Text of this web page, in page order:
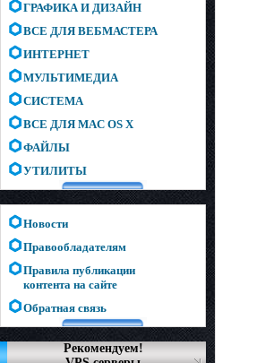
ГРАФИКА И ДИЗАЙН
ВСЕ ДЛЯ ВЕБМАСТЕРА
ИНТЕРНЕТ
МУЛЬТИМЕДИА
СИСТЕМА
ВСЕ ДЛЯ MAC OS X
ФАЙЛЫ
УТИЛИТЫ
Новости
Правообладателям
Правила публикации
контента на сайте
Обратная связь
Рекомендуем!